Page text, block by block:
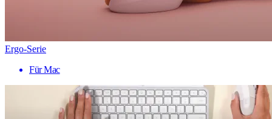
Ergo-Serie
Für Mac